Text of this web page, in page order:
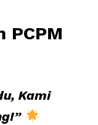
PCPM
Kami